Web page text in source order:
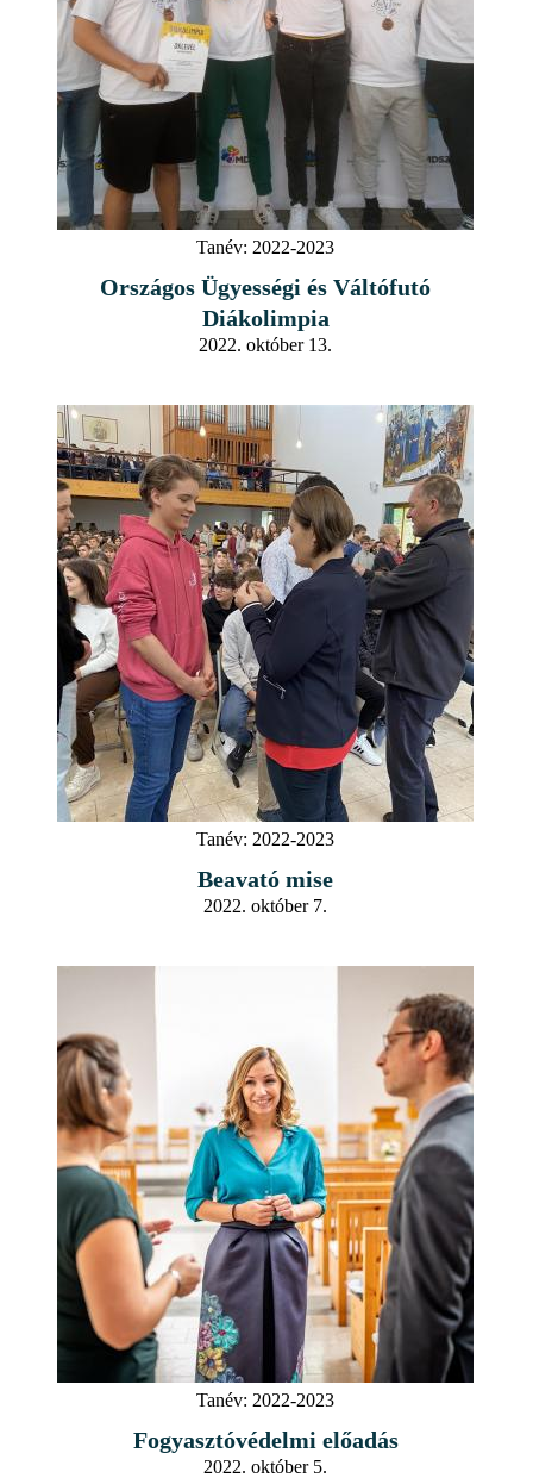
Tanév: 2022-2023
Országos Ügyességi és Váltófutó
Diákolimpia
2022. október 13.
Tanév: 2022-2023
Beavató mise
2022. október 7.
Tanév: 2022-2023
Fogyasztóvédelmi előadás
2022. október 5.